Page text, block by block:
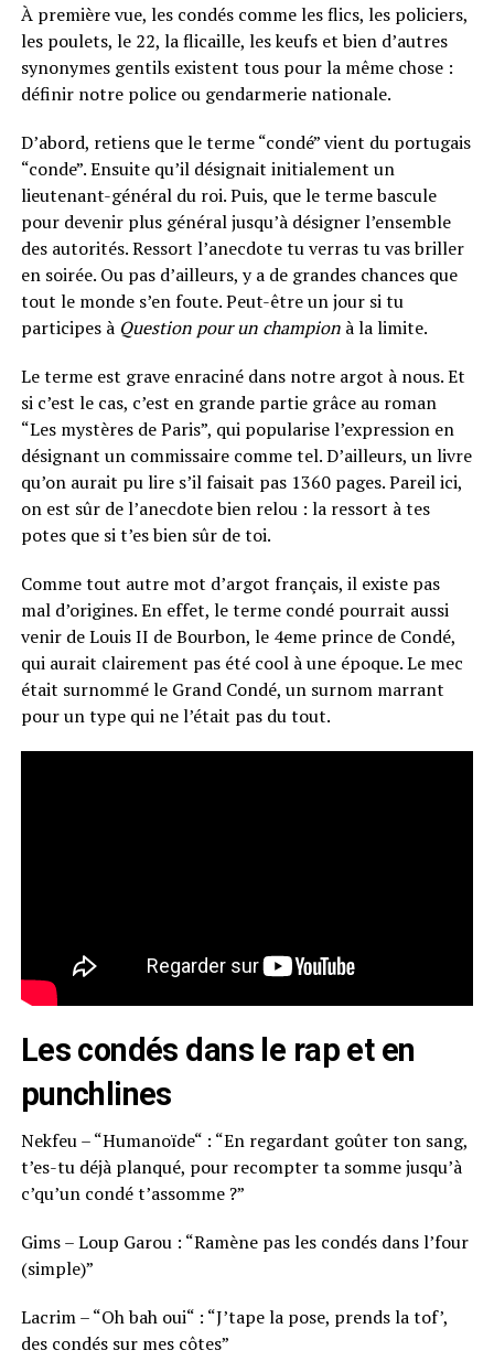
À première vue, les condés comme les flics, les policiers,
les poulets, le 22, la flicaille, les keufs et bien d’autres
synonymes gentils existent tous pour la même chose :
définir notre police ou gendarmerie nationale.
D’abord, retiens que le terme “condé” vient du portugais
“conde”. Ensuite qu’il désignait initialement un
lieutenant-général du roi. Puis, que le terme bascule
pour devenir plus général jusqu’à désigner l’ensemble
des autorités. Ressort l’anecdote tu verras tu vas briller
en soirée. Ou pas d’ailleurs, y a de grandes chances que
tout le monde s’en foute. Peut-être un jour si tu
participes à Question pour un championà la limite.
Le terme est grave enraciné dans notre argot à nous. Et
si c’est le cas, c’est en grande partie grâce au roman
“Les mystères de Paris”, qui popularise l’expression en
désignant un commissaire comme tel. D’ailleurs, un livre
qu’on aurait pu lire s’il faisait pas 1360 pages. Pareil ici,
on est sûr de l’anecdote bien relou : la ressort à tes
potes que si t’es bien sûr de toi.
Comme tout autre mot d’argot français, il existe pas
mal d’origines. En effet, le terme condé pourrait aussi
venir de Louis II de Bourbon, le 4eme prince de Condé,
qui aurait clairement pas été cool à une époque. Le mec
était surnommé le Grand Condé, un surnom marrant
pour un type qui ne l’était pas du tout.
Les condés dans le rap et en
punchlines
Nekfeu – “Humanoïde“ : “En regardant goûter ton sang,
t’es-tu déjà planqué, pour recompter ta somme jusqu’à
c’qu’un condé t’assomme ?”
Gims – Loup Garou : “Ramène pas les condés dans l’four
(simple)”
Lacrim – “Oh bah oui“ : “J’tape la pose, prends la tof’,
des condés sur mes côtes”